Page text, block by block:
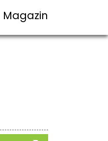
Magazin